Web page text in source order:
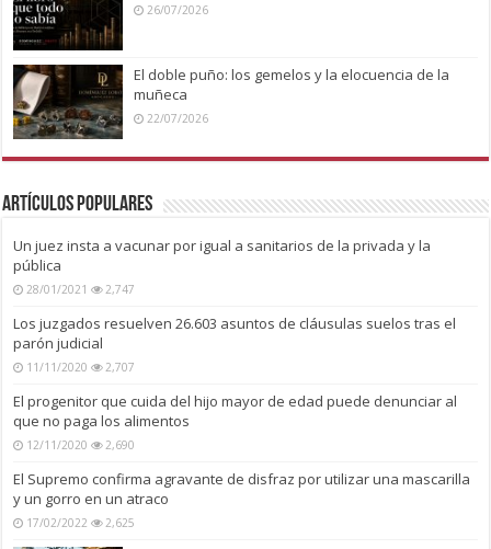
26/07/2026
El doble puño: los gemelos y la elocuencia de la
muñeca
22/07/2026
Artículos Populares
Un juez insta a vacunar por igual a sanitarios de la privada y la
pública
28/01/2021 2,747
Los juzgados resuelven 26.603 asuntos de cláusulas suelos tras el
parón judicial
11/11/2020 2,707
El progenitor que cuida del hijo mayor de edad puede denunciar al
que no paga los alimentos
12/11/2020 2,690
El Supremo confirma agravante de disfraz por utilizar una mascarilla
y un gorro en un atraco
17/02/2022 2,625